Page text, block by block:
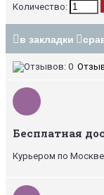
Количество:
в закладки
Бесплатная
Курьером по Москве